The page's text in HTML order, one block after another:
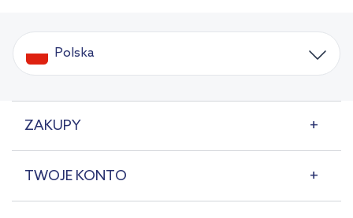
Polska
ZAKUPY
TWOJE KONTO